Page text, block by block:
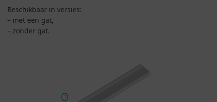
Beschikbaar in versies:
– met een gat,
– zonder gat.